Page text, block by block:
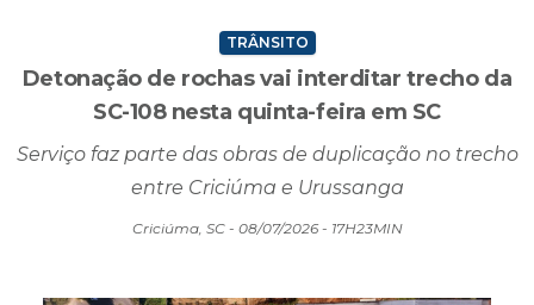
TRÂNSITO
Detonação de rochas vai interditar trecho da
SC-108 nesta quinta-feira em SC
Serviço faz parte das obras de duplicação no trecho
entre Criciúma e Urussanga
Criciúma, SC - 08/07/2026 - 17H23MIN